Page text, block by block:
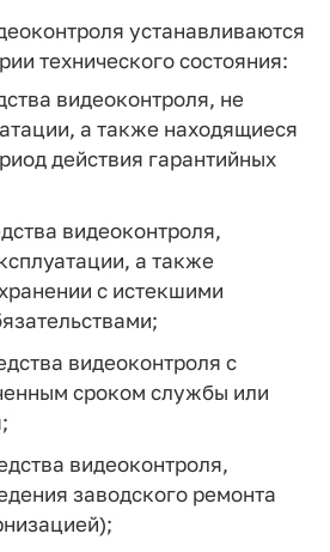
устанавливаются
технического состояния:
видеоконтроля, не
а также находящиеся
действия гарантийных
видеоконтроля,
а также
с истекшими
видеоконтроля с
сроком службы или
видеоконтроля,
заводского ремонта